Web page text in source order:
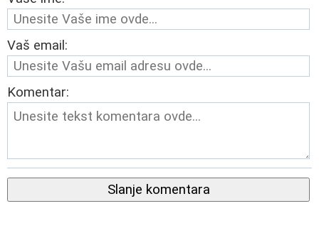
Vaš email:
Komentar:
Slanje komentara